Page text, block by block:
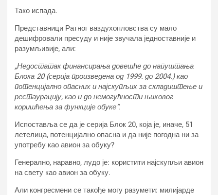
Тако испада.
Представници Ратног ваздухопловства су мало
дешифровали пресуду и није звучала једноставније и
разумљивије, али:
„Недостатак финансирања довешће до напуштања
Блока 20 (серија произведена од 1999. до 2004.) као
потенцијално опасних и најскупљих за складиштење и
рестаурацију, као и до немогућности њиховог
коришћења за функције обуке“.
Испоставља се да је серија Блок 20, која је, иначе, 51
летелица, потенцијално опасна и да није погодна ни за
употребу као авион за обуку?
Генерално, наравно, лудо је: користити најскупљи авион
на свету као авион за обуку.
Али конгресмени се такође могу разумети: милијарде